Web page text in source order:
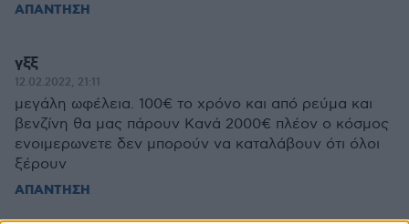
ΑΠΑΝΤΗΣΗ
γξξ
12.02.2022, 21:11
μεγάλη ωφέλεια. 100€ το χρόνο και από ρεύμα και
βενζίνη θα μας πάρουν Κανά 2000€ πλέον ο κόσμος
ενοιμερωνετε δεν μπορούν να καταλάβουν ότι όλοι
ξέρουν
ΑΠΑΝΤΗΣΗ